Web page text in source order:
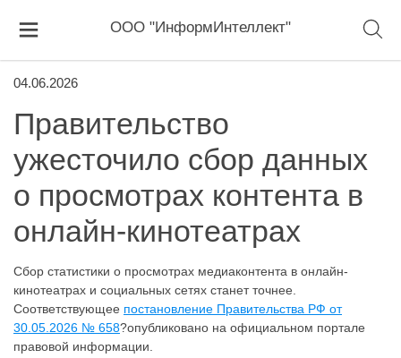
ООО "ИнформИнтеллект"
04.06.2026
Правительство
ужесточило сбор данных
о просмотрах контента в
онлайн-кинотеатрах
Сбор статистики о просмотрах медиаконтента в онлайн-
кинотеатрах и социальных сетях станет точнее.
Соответствующее постановление Правительства РФ от
30.05.2026 № 658?опубликовано на официальном портале
правовой информации.